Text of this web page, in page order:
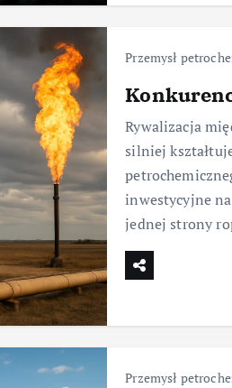
Przemysł
Rywalizacja
silniej
inwestycyjne
jednej strony
Przemysł